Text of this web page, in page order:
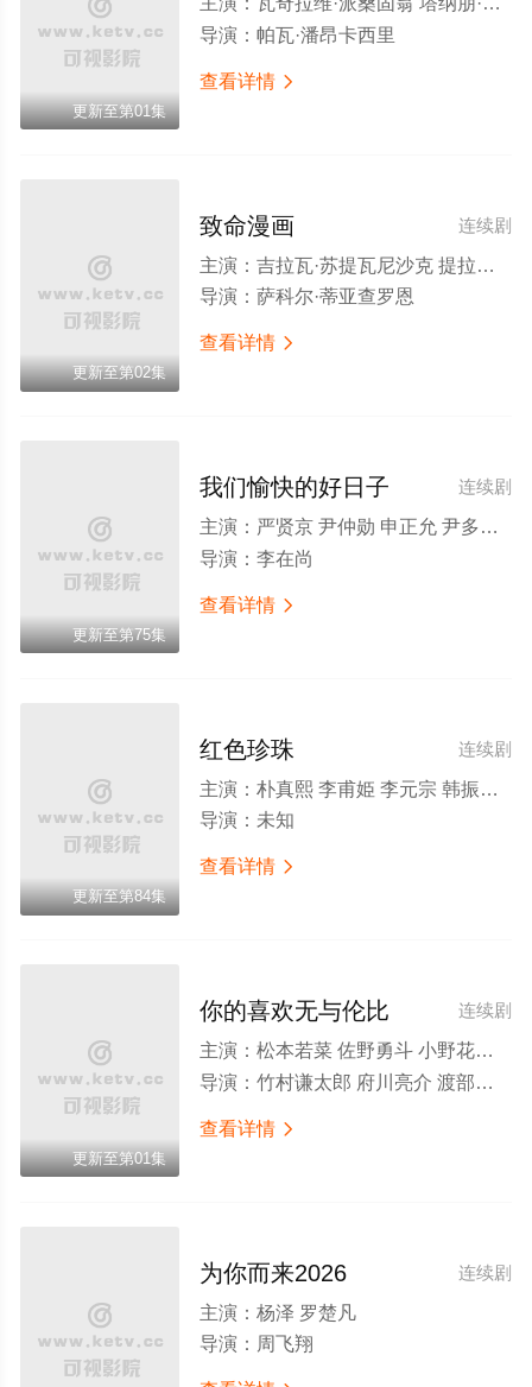
更新至第01集
导演： 帕瓦·潘昂卡西里
查看详情 
更新至第02集
连续剧
致命漫画
主演： 吉拉瓦·苏提瓦尼沙克 提拉得·威提帕尼 钟朋·阿卢迪吉朋
导演： 萨科尔·蒂亚查罗恩
查看详情 
更新至第75集
连续剧
我们愉快的好日子
主演： 严贤京 尹仲勋 申正允 尹多英 金惠玉 鲜于在德 尹多勋 文喜京 李商淑 郑孝彬 李家豪 郑永琡
导演： 李在尚
查看详情 
更新至第84集
连续剧
红色珍珠
主演： 朴真熙 李甫姫 李元宗 韩振熙 李应敬 李代延 金惠仙 金宣敬 이정용 채빈
导演： 未知
查看详情 
更新至第01集
连续剧
你的喜欢无与伦比
主演： 松本若菜 佐野勇斗 小野花梨 金田哲 中村隼人 白本彩奈 岛崎和歌子 藤井隆 高岛政伸 本乡奏多 白石加代子
导演： 竹村谦太郎 府川亮介 渡部笃史 尾本克宏
查看详情 
连续剧
为你而来2026
主演： 杨泽 罗楚凡
导演： 周飞翔